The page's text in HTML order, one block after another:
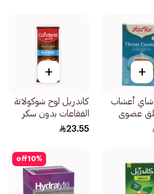
+
شاي أعشاب
عضوي
+
كاندريل لوح شوكولاتة
الفقاعات بدون سكر
مضاف 74 جرام
23.55
10%
off